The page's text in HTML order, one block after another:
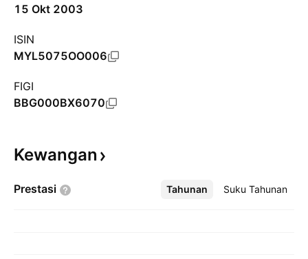
15 Okt 2003
ISIN
MYL5075OO006
FIGI
BBG000BX6070
Kewangan
Prestasi Tahunan Suku Tahunan
Lebih